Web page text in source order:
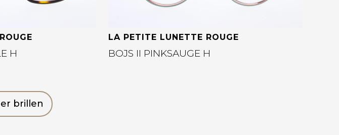
H
LA PETITE LUNETTE ROUGE
BOJS II PINKSAUGE H
brillen